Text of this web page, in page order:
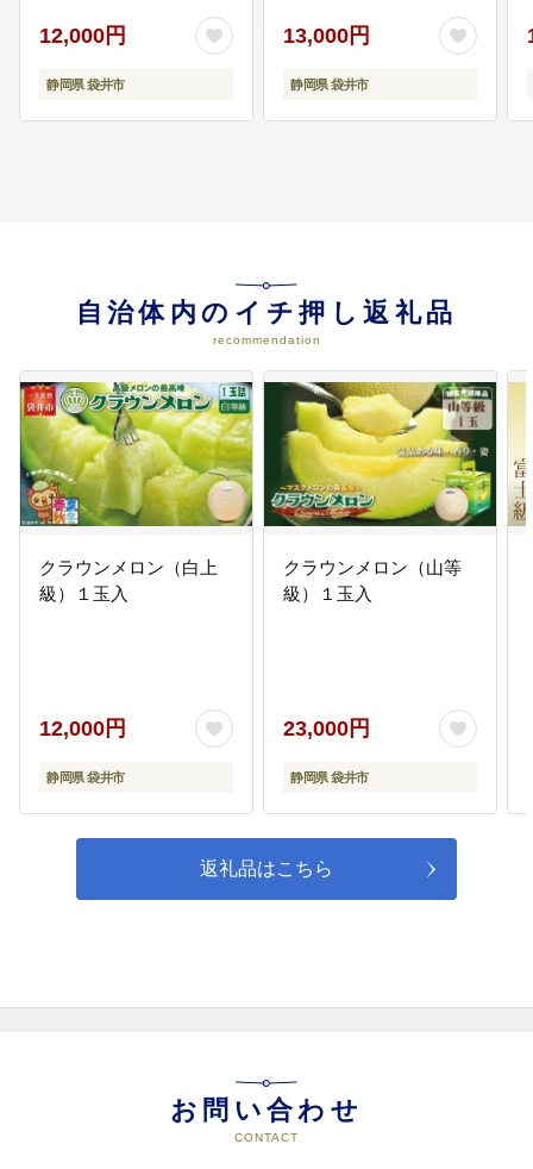
文化芸術の振興と戦略的な観光の
10.危機管理
防災減災対策の推進と危機管理体
制の強化、消防・救急救命体制の
12,000円
静岡県 袋井市
13,000円
静岡県 袋井市
自治体内のイチ押し返礼品
recommendation
クラウンメロン（白上
級）１玉入
12,000円
静岡県 袋井市
クラウンメロン（山等
級）１玉入
23,000円
静岡県 袋井市
返礼品はこちら
お問い合わせ
CONTACT